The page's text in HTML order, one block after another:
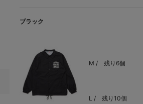
画像
ブラック
M / 残り6個
L / 残り10個